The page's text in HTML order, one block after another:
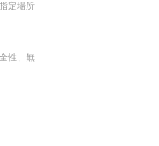
定場所
性、無